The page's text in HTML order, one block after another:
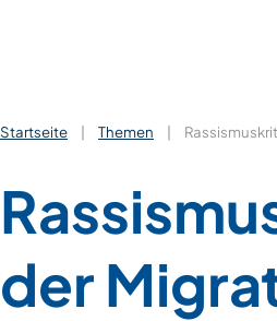
Startseite | Themen |
der